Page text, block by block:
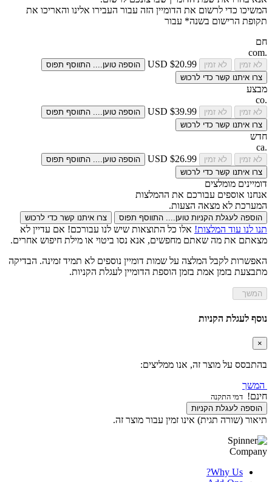
המשיכו כדי לרשום את הדומיין הזה עבור העבירו אלינו והאריכו את
תקופת הרישום בשנה* עבור
חם
.com
לא זמין לא זמין $20.99 USD הוספה טוען.... התווסף תפוס
צרו איתנו קשר כדי לרכוש
מבצע
.co
לא זמין לא זמין $39.99 USD הוספה טוען.... התווסף תפוס
צרו איתנו קשר כדי לרכוש
חדש
.ca
לא זמין לא זמין $26.99 USD הוספה טוען.... התווסף תפוס
צרו איתנו קשר כדי לרכוש
דומיינים מומלצים
אנחנו אוספים עבורכם את ההמלצות
המערכת לא מצאה הצעות.
הוספה לעגלת הקניות טוען.... התווסף תפוס צרו איתנו קשר כדי לרכוש
תנו לנו עוד המלצות! אלו כל התוצאות שיש לנו עבורכם! אם עדיין לא
מצאתם את מה שאתם מחפשים, אנא נסו ביטוי או מילת חיפוש אחרים.
האפשרות לקבל המלצה על שמות דומיין נוספים לא תמיד זמינה. הבדיקה
מתבצעת בזמן אמת בזמן הוספת הדומיין לעגלת הקניות.
המשך
נוסף לעגלת הקניות
×
בהתבסס על מוצר זה, אנו ממליצים:
המשך
חינם! דמי התקנה
הוספה לעגלת הקניות
תיאור (שורה תגית) אינו זמין עבור מוצר זה.
Company
Why Us?